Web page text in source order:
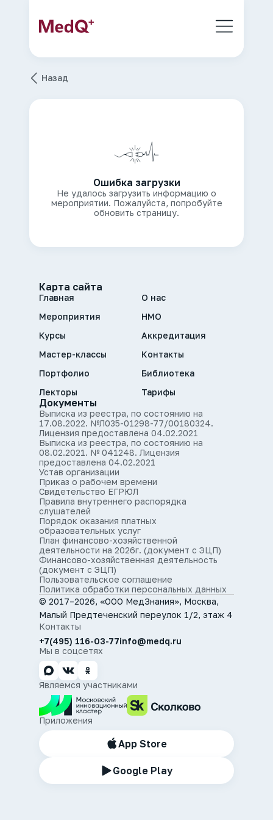
Назад
Ошибка загрузки
Не удалось загрузить информацию о
мероприятии. Пожалуйста, попробуйте
обновить страницу.
Карта сайта
Главная
Мероприятия
Курсы
Мастер-классы
Портфолио
Лекторы
О нас
НМО
Аккредитация
Контакты
Библиотека
Тарифы
Документы
Выписка из реестра, по состоянию на
17.08.2022. №Л035-01298-77/00180324.
Лицензия предоставлена 04.02.2021
Выписка из реестра, по состоянию на
08.02.2021. № 041248. Лицензия
предоставлена 04.02.2021
Устав организации
Приказ о рабочем времени
Свидетельство ЕГРЮЛ
Правила внутреннего распорядка
слушателей
Порядок оказания платных
образовательных услуг
План финансово-хозяйственной
деятельности на 2026г. (документ с ЭЦП)
Финансово-хозяйственная деятельность
(документ с ЭЦП)
Пользовательское соглашение
Политика обработки персональных данных
© 2017–2026, «ООО МедЗнания», Москва,
Малый Предтеченский переулок 1/2, этаж 4
Контакты
+7(495) 116-03-77info@medq.ru
Мы в соцсетях
Являемся участниками
Приложения
App Store
Google Play